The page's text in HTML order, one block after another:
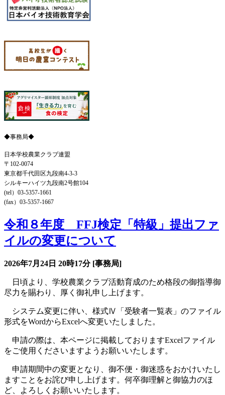
◆事務局◆
日本学校農業クラブ連盟
〒102-0074
東京都千代田区九段南4-3-3
シルキーハイツ九段南2号館104
(tel）03-5357-1661
(fax）03-5357-1667
令和８年度 FFJ検定「特級」提出ファ
イルの変更について
2026年7月24日 20時17分 [事務局]
日頃より、学校農業クラブ活動育成のため格段の御指導御
尽力を賜わり、厚く御礼申し上げます。
システム変更に伴い、様式Ⅳ「受験者一覧表」のファイル
形式をWordからExcelへ変更いたしました。
申請の際は、本ページに掲載しておりますExcelファイル
をご使用くださいますようお願いいたします。
申請期間中の変更となり、御不便・御迷惑をおかけいたし
ますことをお詫び申し上げます。何卒御理解と御協力のほ
ど、よろしくお願いいたします。